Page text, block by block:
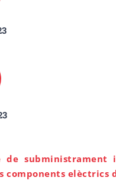
de
elèctrics